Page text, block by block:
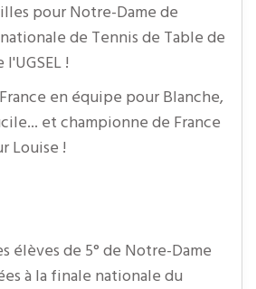
pour Notre-Dame de
de Tennis de Table de
!
en équipe pour Blanche,
et championne de France
Louise !
élèves de 5° de Notre-Dame
à la finale nationale du